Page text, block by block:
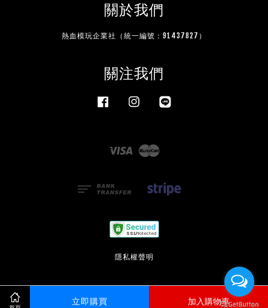
立即購買 加入購物車
關於我們
熱血模玩企業社（統一編號：91437827）
關注我們
Facebook Instagram
Visa
隱私權聲明